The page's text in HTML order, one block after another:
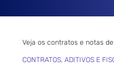
Veja os contratos e notas
CONTRATOS, ADITIVOS E